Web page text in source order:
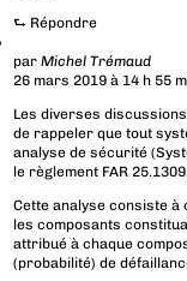
⮑ Répondre
parMichel Trémaud
26 mars 2019 à 14 h 55
Les diverses
de rappeler que tout
analyse de sécurité
le règlement FAR
Cette analyse consiste
les composants
attribué à chaque
(probabilité) de